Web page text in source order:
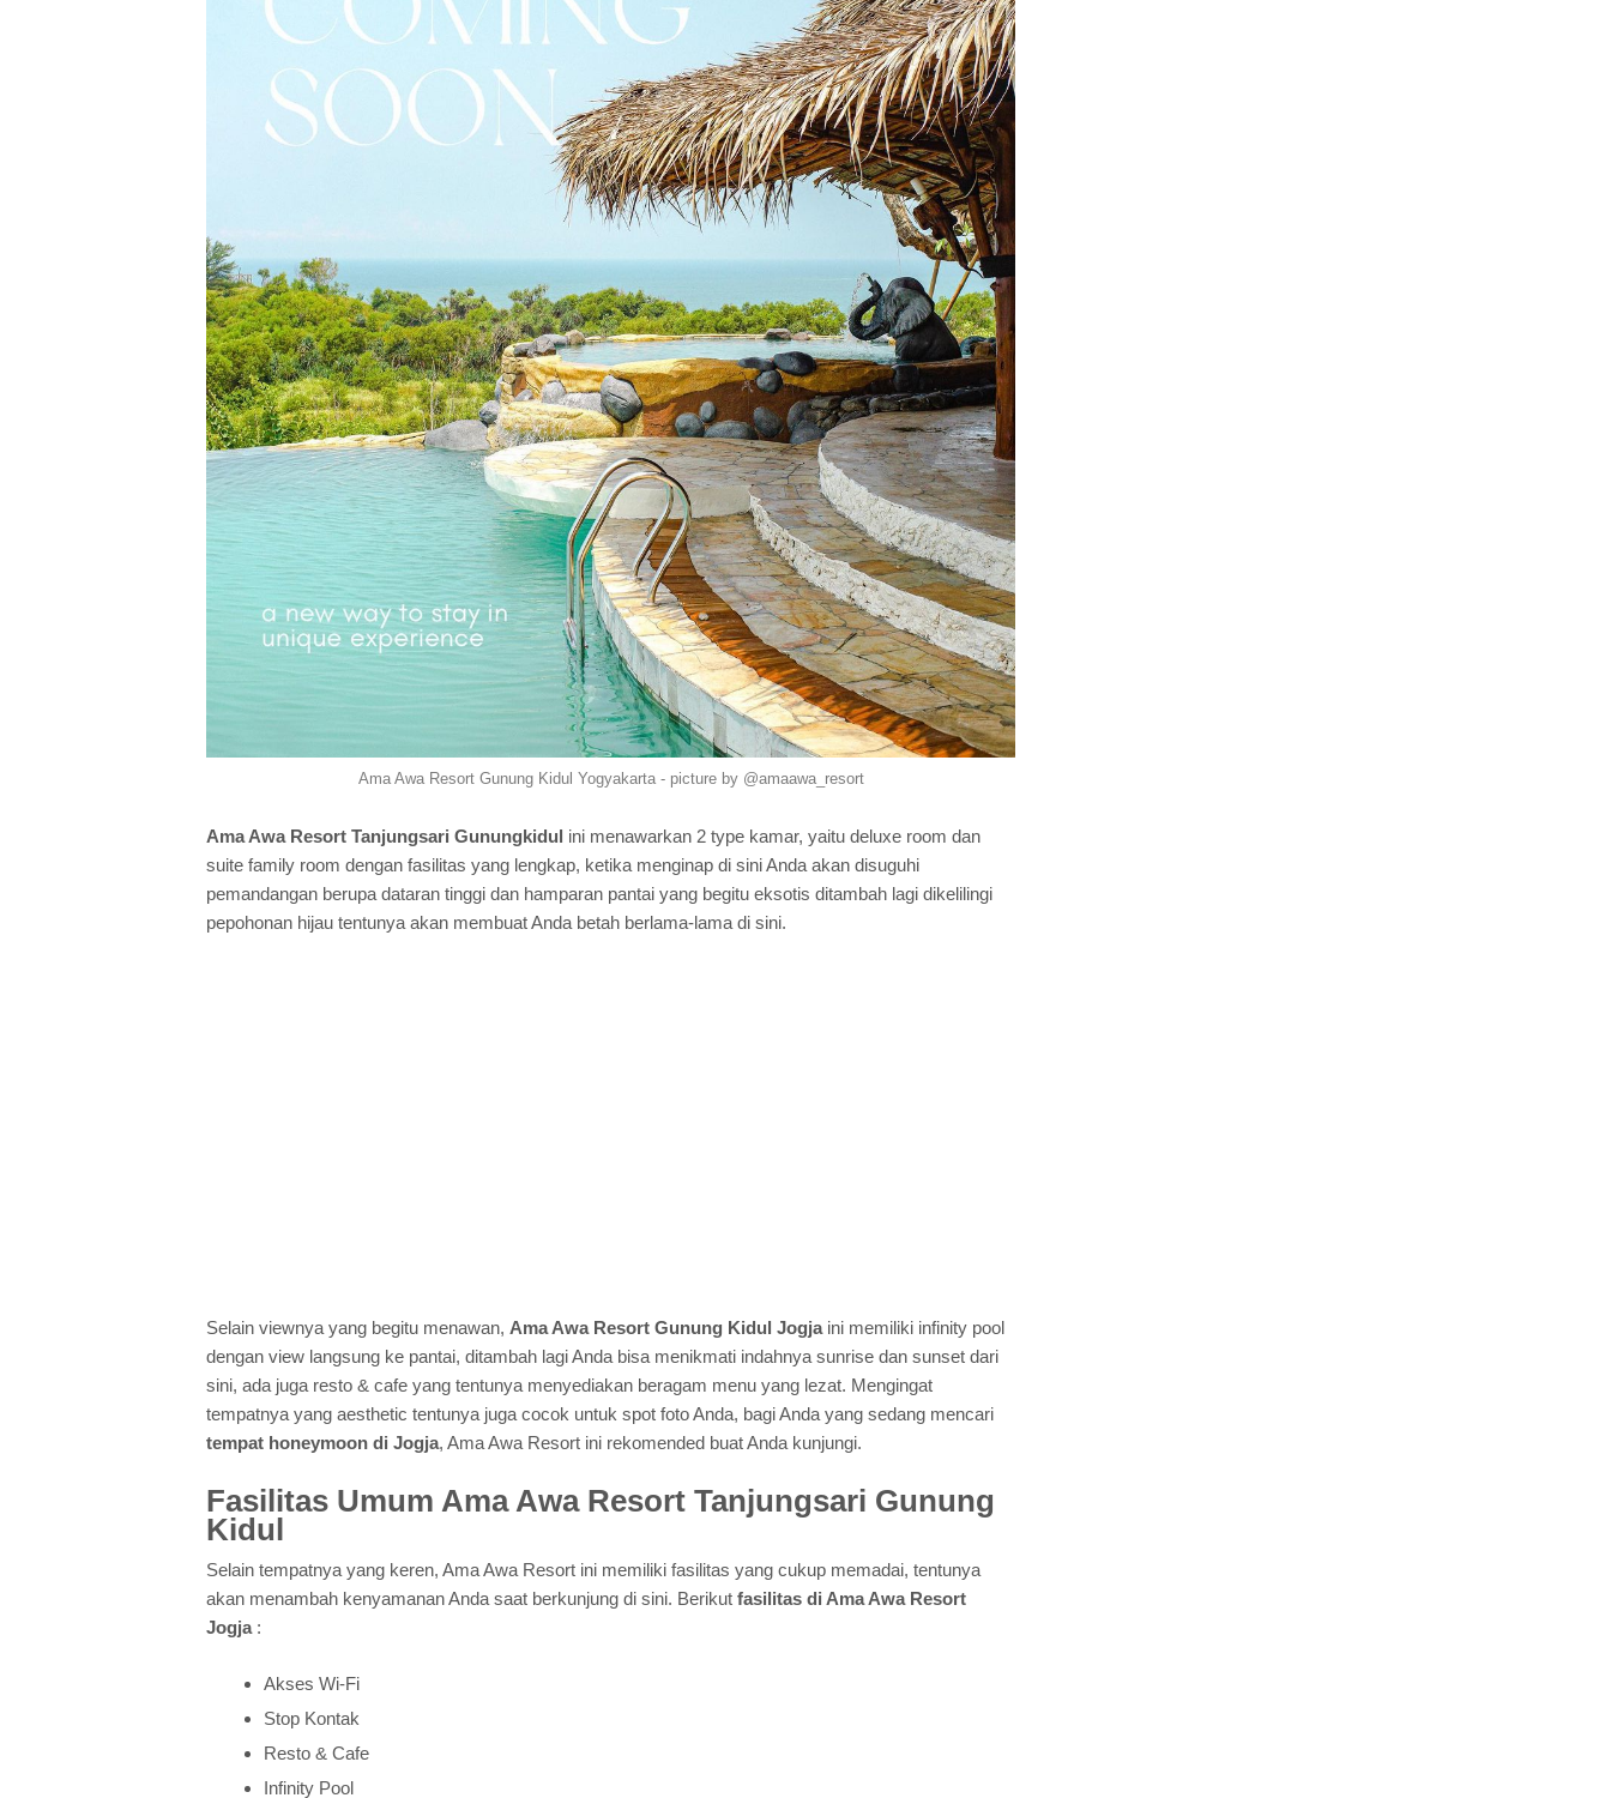
Ama Awa Resort Gunung Kidul Yogyakarta - picture by @amaawa_resort
Ama Awa Resort Tanjungsari Gunungkidul ini menawarkan 2 type kamar, yaitu deluxe room dan
suite family room dengan fasilitas yang lengkap, ketika menginap di sini Anda akan disuguhi
pemandangan berupa dataran tinggi dan hamparan pantai yang begitu eksotis ditambah lagi dikelilingi
pepohonan hijau tentunya akan membuat Anda betah berlama-lama di sini.
Selain viewnya yang begitu menawan, Ama Awa Resort Gunung Kidul Jogjaini memiliki infinity pool
dengan view langsung ke pantai, ditambah lagi Anda bisa menikmati indahnya sunrise dan sunset dari
sini, ada juga resto & cafe yang tentunya menyediakan beragam menu yang lezat. Mengingat
tempatnya yang aesthetic tentunya juga cocok untuk spot foto Anda, bagi Anda yang sedang mencari
tempat honeymoon di Jogja, Ama Awa Resort ini rekomended buat Anda kunjungi.
Fasilitas Umum Ama Awa Resort Tanjungsari Gunung
Kidul
Selain tempatnya yang keren, Ama Awa Resort ini memiliki fasilitas yang cukup memadai, tentunya
akan menambah kenyamanan Anda saat berkunjung di sini. Berikut fasilitas di Ama Awa Resort
Jogja:
Akses Wi-Fi
Stop Kontak
Resto & Cafe
Infinity Pool